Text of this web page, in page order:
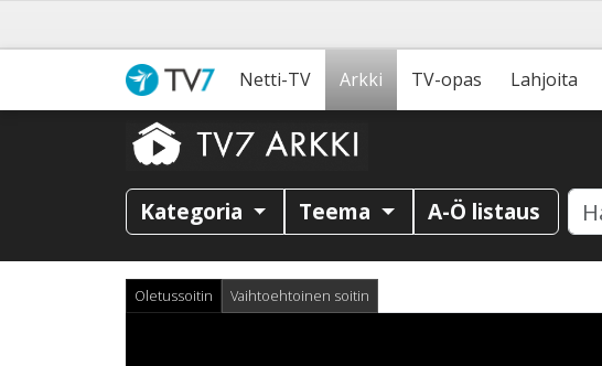
Netti-TV Arkki TV-opas Lahjoita
Kategoria Teema A-Ö listaus
Oletussoitin Vaihtoehtoinen soitin